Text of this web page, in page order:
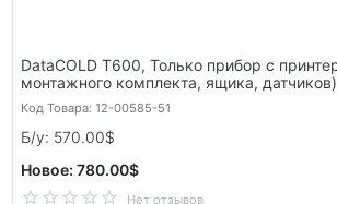
DataCOLD T600, Только прибор с принтером (Без
монтажного комплекта, ящика, датчиков)
Код Товара: 12-00585-51
Б/у: 570.00$
Новое: 780.00$
Нет отзывов